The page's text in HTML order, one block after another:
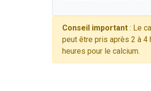
Conseil important : Le
peut être pris après 2 à 4
heures pour le calcium.